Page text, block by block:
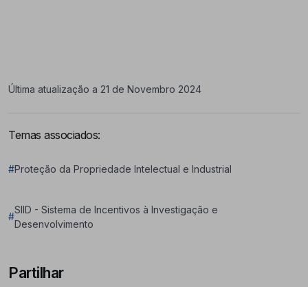
Última atualização a 21 de Novembro 2024
Temas associados:
#Proteção da Propriedade Intelectual e Industrial
#
SIID - Sistema de Incentivos à Investigação e
Desenvolvimento
Partilhar